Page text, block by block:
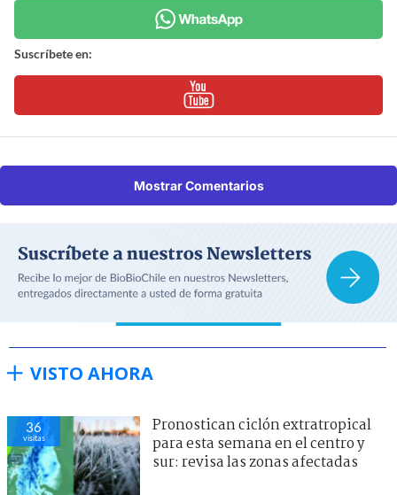
Suscríbete en:
Mostrar Comentarios
VISTO AHORA
36
visitas
Pronostican ciclón extratropical
para esta semana en el centro y
sur: revisa las zonas afectadas